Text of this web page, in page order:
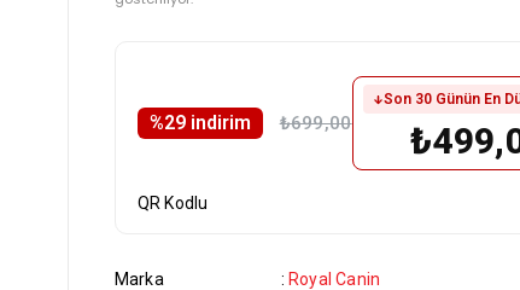
%29 i̇ndirim ₺699,00
Son 30 Günün En
QR Kodlu
Marka : Royal Canin